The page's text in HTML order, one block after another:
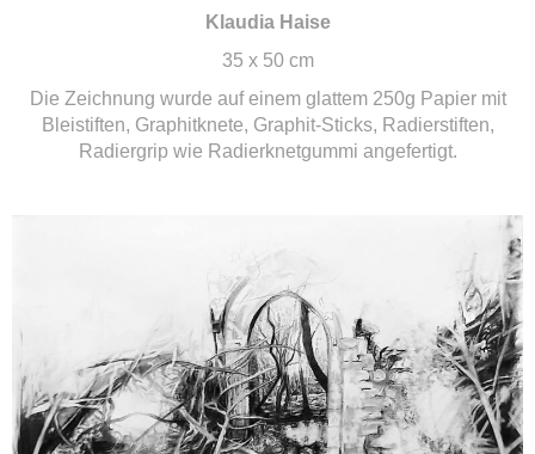
Klaudia Haise
35 x 50 cm
Die Zeichnung wurde auf einem glattem 250g Papier mit
Bleistiften, Graphitknete, Graphit-Sticks, Radierstiften,
Radiergrip wie Radierknetgummi angefertigt.